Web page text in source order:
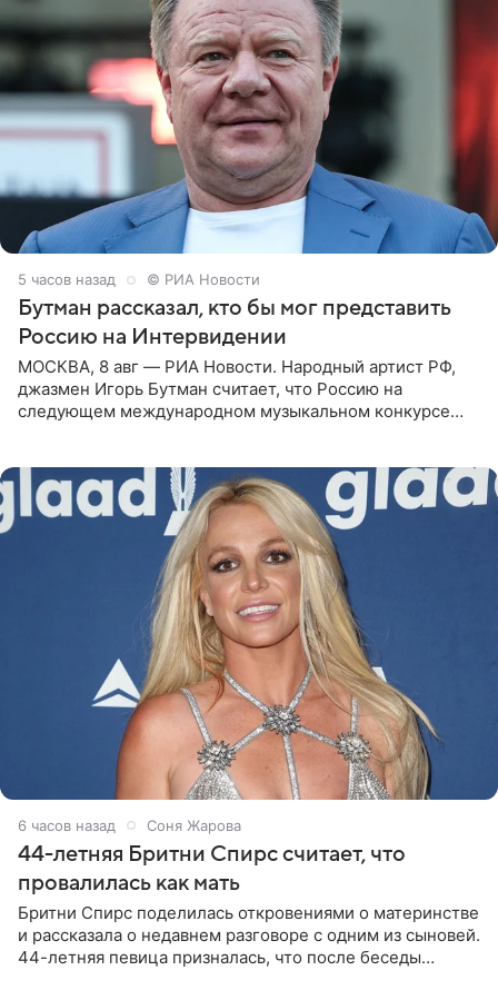
5 часов назад © РИА Новости
Бутман рассказал, кто бы мог представить
Россию на Интервидении
МОСКВА, 8 авг — РИА Новости. Народный артист РФ,
джазмен Игорь Бутман считает, что Россию на
следующем международном музыкальном конкурсе
6 часов назад Соня Жарова
44-летняя Бритни Спирс считает, что
провалилась как мать
Бритни Спирс поделилась откровениями о материнстве
и рассказала о недавнем разговоре с одним из сыновей.
44-летняя певица призналась, что после беседы